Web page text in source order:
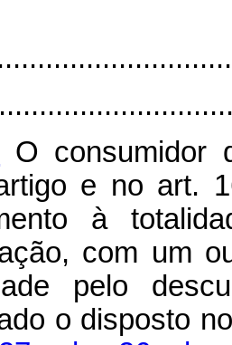
O consumidor
e no art.
à
com um
pelo
o disposto